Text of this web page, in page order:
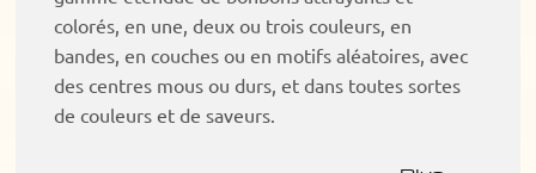
colorés, en une, deux ou trois couleurs, en
bandes, en couches ou en motifs aléatoires, avec
des centres mous ou durs, et dans toutes sortes
de couleurs et de saveurs.